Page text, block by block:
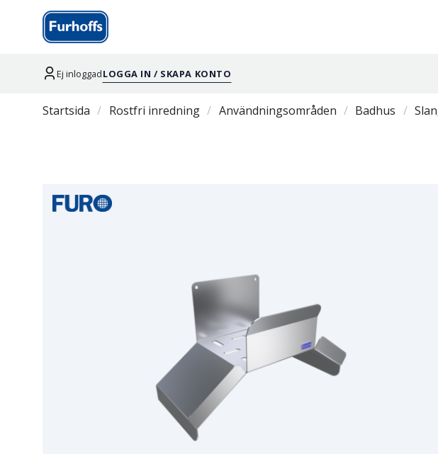
Ej inloggadLOGGA IN / SKAPA KONTO
Startsida Rostfri inredning Användningsområden Badhus